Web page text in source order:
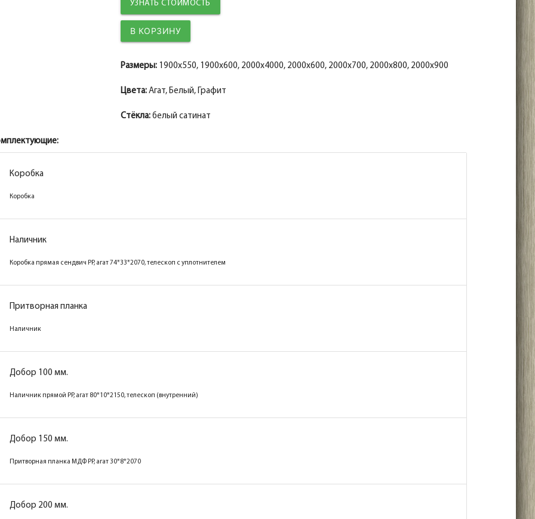
Притворная планка МДФ PP, графит 30*8*2070
Добор 200 мм.
Притворная планка
УЗНАТЬ СТОИМОСТЬ
Размеры:1900x550, 1900x600, 2000x4000, 2000x600, 2000x700, 2000x800, 2000x900
Цвета:Агат, Белый, Графит
Стёкла:белый сатинат
Коробка
Коробка
Наличник
Коробка прямая МДФ PP, белый 74*33*2070,
Добор 150 мм.
30*8*2070
Коробка
Коробка
Наличник
Коробка прямая сендвич PP, агат 74*33*2070, телескоп с уплотнителем
Притворная планка
Наличник
Добор 100 мм.
Наличник прямой PP, агат 80*10*2150, телескоп (внутренний)
Добор 150 мм.
Притворная планка МДФ PP, агат 30*8*2070
Добор 200 мм.